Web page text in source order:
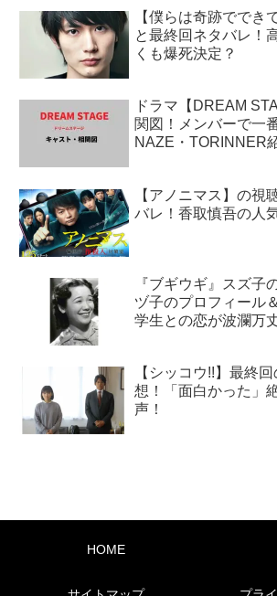
【僕らは奇跡ででき
と最終回ネタバレ！
くも爆死決定？
ドラマ【DREAM
関図！メンバーで一
NAZE・TORINNER
【アノニマス】の視
バレ！香取慎吾の人
『ブギウギ』スズ子
ヅ子のプロフィール
学生との恋が波瀾万
【シッコウ!!】最終
想！「面白かった」
声！
HOME